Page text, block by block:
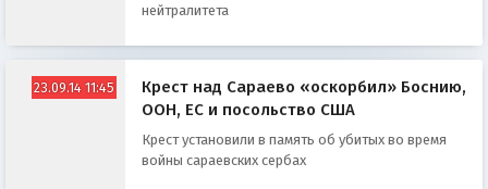
нейтралитета
23.09.14 11:45
Крест над Сараево «оскорбил» Боснию,
ООН, ЕС и посольство США
Крест установили в память об убитых во время
войны сараевских сербах